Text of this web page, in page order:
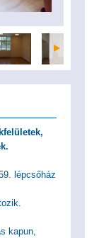
lépcsőház
kapun,